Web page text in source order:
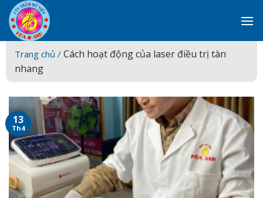
Skip
to
content
Trang chủ / Cách hoạt động của laser điều trị tàn
nhang
13
Th4